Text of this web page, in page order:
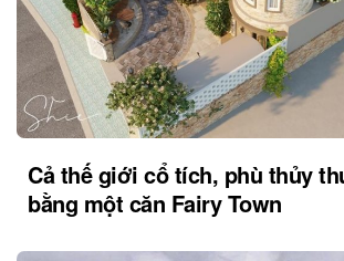
Cả thế giới cổ tích, phù thủy
bằng một căn Fairy Town